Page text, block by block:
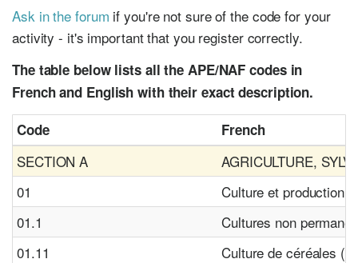
Ask in the forum if you're not sure of the code for your
activity - it's important that you register correctly.
The table below lists all the APE/NAF codes in
French and English with their exact description.
Code
French
SECTION A
AGRICULTURE,
01
Culture et production
01.1
Cultures non
01.11
Culture de céréales